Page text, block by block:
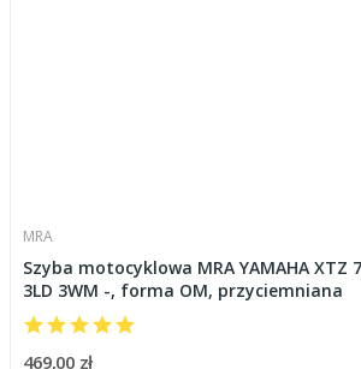
MRA
Szyba motocyklowa MRA YAMAHA XTZ
3LD 3WM -, forma OM, przyciemniana
469,00 zł